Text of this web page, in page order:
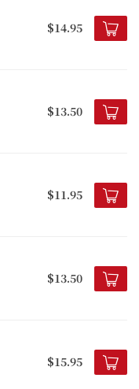
$14.95
$13.50
$11.95
$13.50
$15.95